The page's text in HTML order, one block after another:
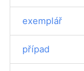
exemplář
případ